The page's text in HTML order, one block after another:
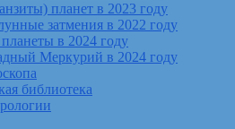
планет в 2023 году
затмения в 2022 году
в 2024 году
Меркурий в 2024 году
библиотека